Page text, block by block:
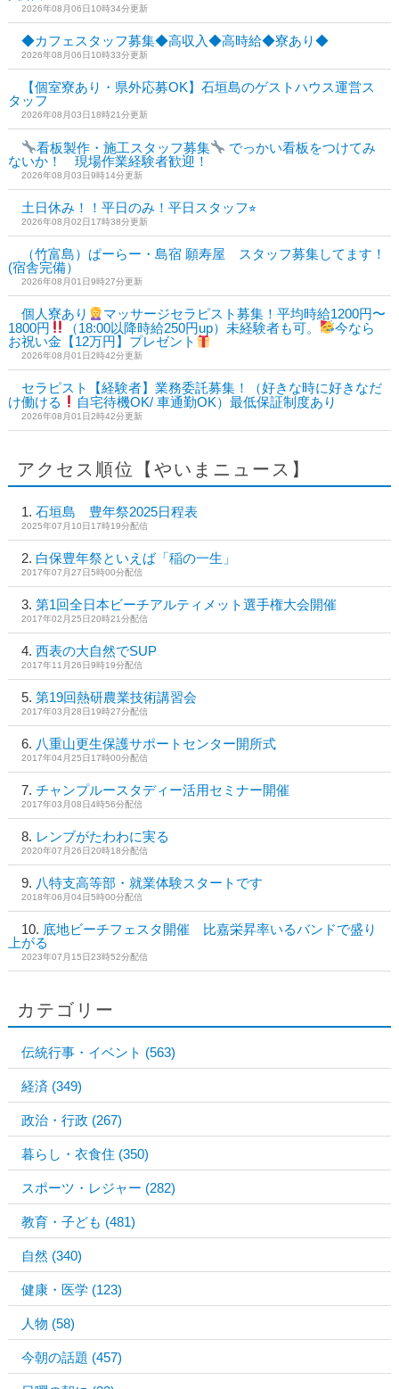
2026年08月06日10時34分更新
◆カフェスタッフ募集◆高収入◆高時給◆寮あり◆
2026年08月06日10時33分更新
【個室寮あり・県外応募OK】石垣島のゲストハウス運営ス
タッフ
2026年08月03日18時21分更新
看板製作・施工スタッフ募集
でっかい看板をつけてみ
ないか！ 現場作業経験者歓迎！
2026年08月03日9時14分更新
土日休み！！平日のみ！平日スタッフ⭐︎
2026年08月02日17時38分更新
（竹富島）ぱーらー・島宿 願寿屋 スタッフ募集してます！
(宿舎完備）
2026年08月01日9時27分更新
個人寮あり
マッサージセラピスト募集！平均時給1200円〜
1800円
（18:00以降時給250円up）未経験者も可。
今なら
お祝い金【12万円】プレゼント
2026年08月01日2時42分更新
セラピスト【経験者】業務委託募集！（好きな時に好きなだ
け働ける
自宅待機OK/ 車通勤OK）最低保証制度あり
2026年08月01日2時42分更新
アクセス順位【やいまニュース】
石垣島 豊年祭2025日程表
2025年07月10日17時19分配信
白保豊年祭といえば「稲の一生」
2017年07月27日5時00分配信
第1回全日本ビーチアルティメット選手権大会開催
2017年02月25日20時21分配信
西表の大自然でSUP
2017年11月26日9時19分配信
第19回熱研農業技術講習会
2017年03月28日19時27分配信
八重山更生保護サポートセンター開所式
2017年04月25日17時00分配信
チャンプルースタディー活用セミナー開催
2017年03月08日4時56分配信
レンブがたわわに実る
2020年07月26日20時18分配信
八特支高等部・就業体験スタートです
2018年06月04日5時00分配信
底地ビーチフェスタ開催 比嘉栄昇率いるバンドで盛り
上がる
2023年07月15日23時52分配信
カテゴリー
伝統行事・イベント (563)
経済 (349)
政治・行政 (267)
暮らし・衣食住 (350)
スポーツ・レジャー (282)
教育・子ども (481)
自然 (340)
健康・医学 (123)
人物 (58)
今朝の話題 (457)